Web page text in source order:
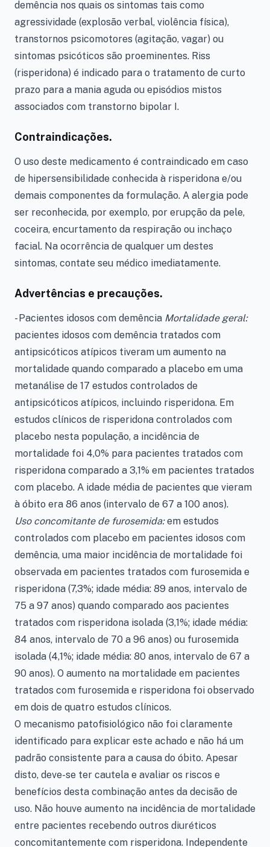
demência nos quais os sintomas tais como
agressividade (explosão verbal, violência física),
transtornos psicomotores (agitação, vagar) ou
sintomas psicóticos são proeminentes. Riss
(risperidona) é indicado para o tratamento de curto
prazo para a mania aguda ou episódios mistos
associados com transtorno bipolar I.
Contraindicações.
O uso deste medicamento é contraindicado em caso
de hipersensibilidade conhecida à risperidona e/ou
demais componentes da formulação. A alergia pode
ser reconhecida, por exemplo, por erupção da pele,
coceira, encurtamento da respiração ou inchaço
facial. Na ocorrência de qualquer um destes
sintomas, contate seu médico imediatamente.
Advertências e precauções.
- Pacientes idosos com demência Mortalidade geral:
pacientes idosos com demência tratados com
antipsicóticos atípicos tiveram um aumento na
mortalidade quando comparado a placebo em uma
metanálise de 17 estudos controlados de
antipsicóticos atípicos, incluindo risperidona. Em
estudos clínicos de risperidona controlados com
placebo nesta população, a incidência de
mortalidade foi 4,0% para pacientes tratados com
risperidona comparado a 3,1% em pacientes tratados
com placebo. A idade média de pacientes que vieram
à óbito era 86 anos (intervalo de 67 a 100 anos).
Uso concomitante de furosemida:em estudos
controlados com placebo em pacientes idosos com
demência, uma maior incidência de mortalidade foi
observada em pacientes tratados com furosemida e
risperidona (7,3%; idade média: 89 anos, intervalo de
75 a 97 anos) quando comparado aos pacientes
tratados com risperidona isolada (3,1%; idade média:
84 anos, intervalo de 70 a 96 anos) ou furosemida
isolada (4,1%; idade média: 80 anos, intervalo de 67 a
90 anos). O aumento na mortalidade em pacientes
tratados com furosemida e risperidona foi observado
em dois de quatro estudos clínicos.
O mecanismo patofisiológico não foi claramente
identificado para explicar este achado e não há um
padrão consistente para a causa do óbito. Apesar
disto, deve-se ter cautela e avaliar os riscos e
benefícios desta combinação antes da decisão de
uso. Não houve aumento na incidência de mortalidade
entre pacientes recebendo outros diuréticos
concomitantemente com risperidona. Independente